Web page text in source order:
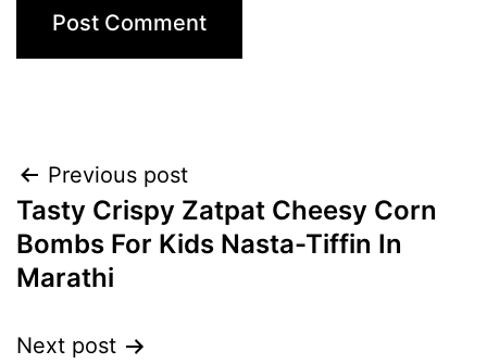
Post
navigation
Previous post
Tasty Crispy Zatpat Cheesy Corn
Bombs For Kids Nasta-Tiffin In
Marathi
Next post